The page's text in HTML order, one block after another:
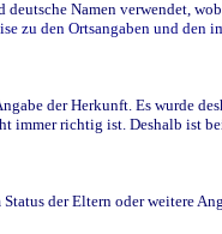
Namen verwendet,
zu den Ortsangaben und den
der Herkunft. Es wurde
immer richtig ist. Deshalb ist
der Eltern oder weitere